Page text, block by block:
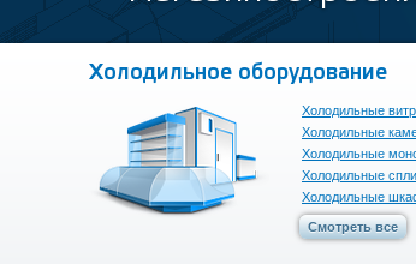
Холодильное оборудование
Холодильные
Холодильные
Холодильные
Холодильные
Холодильные
Морозильные лари
Смотреть все